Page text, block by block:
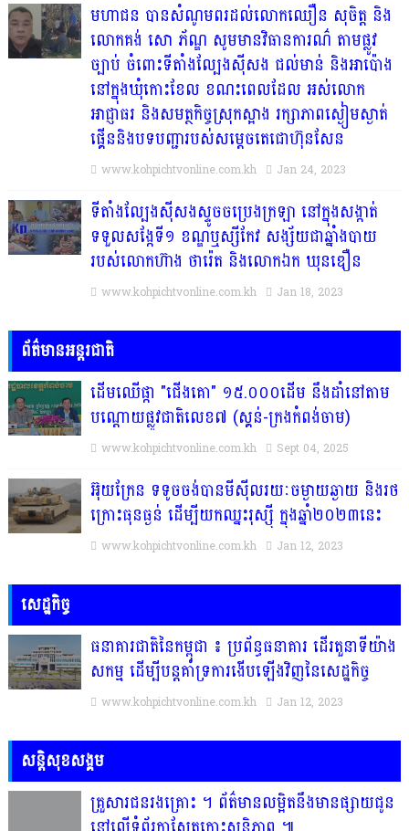
មហាជន បានសំណូមពរដល់លោកឈឿន សុចិត្ត និង
លោកគង់ សោ ភ័ណ្ឌ សូមមានវិធានការណ៌ តាមផ្លូវ
ច្បាប់ ចំពោះទីតាំងល្បែងស៊ីសង ជល់មាន់ និងអាប៉ោង
នៅក្នុងឃុំកោះខែល ខណះពេលដែល អស់លោក
អាជ្ញាធរ និងសមត្ថកិច្ចស្រុកស្អាង រក្សាភាពស្ងៀមស្ងាត់
ផ្គើននិងបទបញ្ជារបស់សម្តេចតេជោហ៊ុនសែន
www.kohpichtvonline.com.kh Jan 24, 2023
ទីតាំងល្បែងស៊ីសងស្ទូចចប្រេងក្រឡា នៅក្នុងសង្កាត់
ទទួលសង្កែទី១ ខណ្ឌឬស្សីកែវ សង្ស័យជាឆ្នាំងបាយ
របស់លោកហ៊ាង ថារ៉េត និងលោកឯក ឃុនឌឿន
www.kohpichtvonline.com.kh Jan 18, 2023
ព័ត៌មានអន្តរជាតិ
ដើមឈើផ្កា "ជើងគោ" ១៥.០០០ដើម នឹងដាំនៅតាម
បណ្តោយផ្លូវជាតិលេខ៧ (ស្គន់-ក្រងកំពង់ចាម)
www.kohpichtvonline.com.kh Sept 04, 2025
អ៊ុយក្រែន ទទូចចង់បានមីស៊ីលរយៈចម្ងាយឆ្ងាយ និងរថ
ក្រោះធុនធ្ងន់ ដើម្បីយកឈ្នះរុស្ស៉ី ក្នុងឆ្នាំ២០២៣នេះ
www.kohpichtvonline.com.kh Jan 12, 2023
សេដ្ឋកិច្ច
ធនាគារជាតិនៃកម្ពុជា ៖ ប្រព័ន្ធធនាគារ ដើរតួនាទីយ៉ាង
សកម្ម ដើម្បីបន្តគាំទ្រការងើបឡើងវិញនៃសេដ្ឋកិច្ច
www.kohpichtvonline.com.kh Jan 12, 2023
សន្តិសុខសង្គម
គ្រួសារ​ជន​រង​គ្រោះ​ ។​ ព័ត៌មានលម្អិតនឹងមានផ្សាយជូន